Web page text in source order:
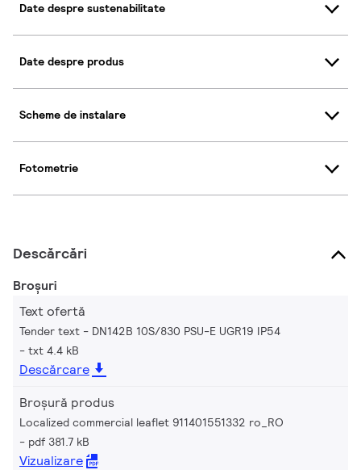
Date despre sustenabilitate
Date despre produs
Scheme de instalare
Fotometrie
Descărcări
Broșuri
Text ofertă
Tender text - DN142B 10S/830 PSU-E UGR19 IP54
txt 4.4 kB
Descărcare
Broșură produs
Localized commercial leaflet 911401551332 ro_RO
pdf 381.7 kB
Vizualizare